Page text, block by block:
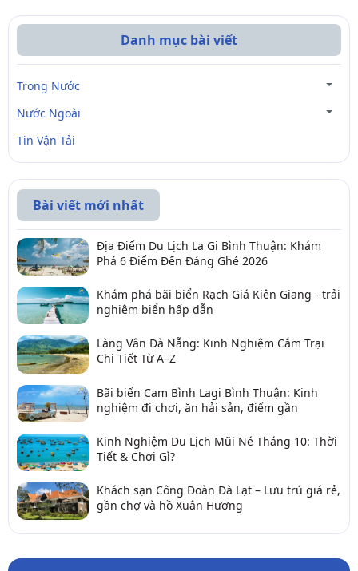
Danh mục bài viết
Trong Nước
Nước Ngoài
Tin Vận Tải
Bài viết mới nhất
Địa Điểm Du Lịch La Gi Bình Thuận: Khám
Phá 6 Điểm Đến Đáng Ghé 2026
Khám phá bãi biển Rạch Giá Kiên Giang - trải
nghiệm biển hấp dẫn
Làng Vân Đà Nẵng: Kinh Nghiệm Cắm Trại
Chi Tiết Từ A–Z
Bãi biển Cam Bình Lagi Bình Thuận: Kinh
nghiệm đi chơi, ăn hải sản, điểm gần
Kinh Nghiệm Du Lịch Mũi Né Tháng 10: Thời
Tiết & Chơi Gì?
Khách sạn Công Đoàn Đà Lạt – Lưu trú giá rẻ,
gần chợ và hồ Xuân Hương